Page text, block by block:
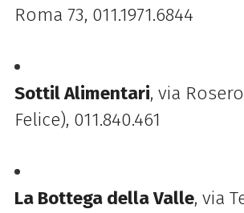
Roma 73, 011.1971.6844
Sottil Alimentari, via
Felice), 011.840.461
La Bottega della Valle, via